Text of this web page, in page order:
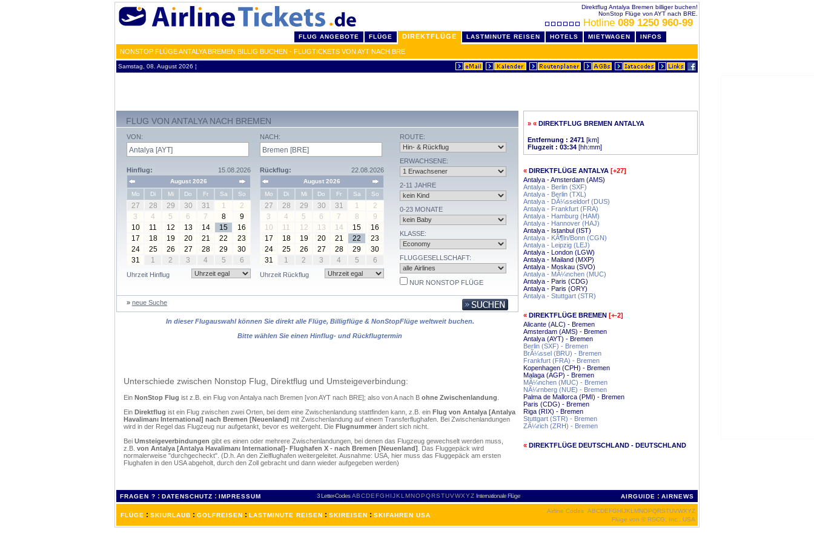
Direktflug Antalya Bremen billiger buchen!
NonStop Flüge von AYT nach BRE.
Hotline 089 1250 960-99
FLUG ANGEBOTE FLÜGE DIREKTFLÜGE LASTMINUTE REISEN HOTELS MIETWAGEN INFOS
NONSTOP FLÜGE ANTALYA BREMEN BILLIG BUCHEN - FLUGTICKETS VON AYT NACH BRE
Samstag, 08. August 2026 ¦
FLUG VON ANTALYA NACH BREMEN
VON:
Hinflug: 15.08.2026
August 2026
Mo
Di Mi Do Fr Sa So
27 28 29 30 31 1
2
3
4 5 6 7 8
9
10
11 12 13 14 15
16
17
18 19 20 21 22
23
24
25 26 27 28 29
30
31
1 2 3 4 5 6
Uhrzeit Hinflug
NACH:
Rückflug: 22.08.2026
August 2026
Mo
Di Mi Do Fr Sa So
27 28 29 30 31 1
2
3
4 5 6 7 8
9
10
11 12 13 14 15
16
17
18 19 20 21 22
23
24
25 26 27 28 29
30
31
1 2 3 4 5 6
Uhrzeit Rückflug
ROUTE:
ERWACHSENE:
2-11 JAHRE
0-23 MONATE
KLASSE:
FLUGGESELLSCHAFT:
NUR NONSTOP FLÜGE
» neue Suche
In dieser Flugauswahl können Sie direkt alle Flüge, Billigflüge & NonStopFlüge weltweit buchen.
Bitte wählen Sie einen Hinflug- und Rückflugtermin
Unterschiede zwischen Nonstop Flug, Direktflug und Umsteigeverbindung:
Ein NonStop Flug ist z.B. ein Flug von Antalya nach Bremen [von AYT nach BRE]; also von A nach B ohne Zwischenlandung
Ein Direktflug ist ein Flug zwischen zwei Orten, bei dem eine Zwischenlandung stattfinden kann, z.B. ein Flug von Antalya [Antalya
Havalimanı International] nach Bremen [Neuenland] mit Zwischenlandung auf einem Transferflughafen. Bei Zwischenlandungen
wird in der Regel das Flugzeug nur aufgetankt, bevor es weitergeht. Die Flugnummer ändert sich nicht.
Bei Umsteigeverbindungen gibt es einen oder mehrere Zwischenlandungen, bei denen das Flugzeug gewechselt werden muss,
z.B. von Antalya [Antalya Havalimanı International]- Flughafen X - nach Bremen [Neuenland] . Das Fluggepäck wird
normalerweise "durchgecheckt". (D.h. An den Zielflughafen weitergeleitet. Ausnahme: USA, hier muss das Fluggepäck am ersten
Flughafen in den USA abgeholt, durch den Zoll gebracht und dann wieder aufgegeben werden)
» « DIREKTFLUG BREMEN ANTALYA
Entfernung : 2471 [km]
Flugzeit : 03:34 [hh:mm]
« DIREKTFLÜGE ANTALYA [+27]
Antalya - Amsterdam (AMS)
Antalya - Berlin (SXF)
Antalya - Berlin (TXL)
Antalya - DÃ¼sseldorf (DUS)
Antalya - Frankfurt (FRA)
Antalya - Hamburg (HAM)
Antalya - Hannover (HAJ)
Antalya - Istanbul (IST)
Antalya - KÃ¶ln/Bonn (CGN)
Antalya - Leipzig (LEJ)
Antalya - London (LGW)
Antalya - Mailand (MXP)
Antalya - Moskau (SVO)
Antalya - MÃ¼nchen (MUC)
Antalya - Paris (CDG)
Antalya - Paris (ORY)
Antalya - Stuttgart (STR)
« DIREKTFLÜGE BREMEN [+-2]
Alicante (ALC) - Bremen
Amsterdam (AMS) - Bremen
Antalya (AYT) - Bremen
Berlin (SXF) - Bremen
BrÃ¼ssel (BRU) - Bremen
Frankfurt (FRA) - Bremen
Kopenhagen (CPH) - Bremen
Malaga (AGP) - Bremen
MÃ¼nchen (MUC) - Bremen
NÃ¼rnberg (NUE) - Bremen
Palma de Mallorca (PMI) - Bremen
Paris (CDG) - Bremen
Riga (RIX) - Bremen
Stuttgart (STR) - Bremen
ZÃ¼rich (ZRH) - Bremen
« DIREKTFLÜGE DEUTSCHLAND - DEUTSCHLAND
FRAGEN ? : DATENSCHUTZ : IMPRESSUM 3 Letter-Codes ABCDEFGH IJKL MNOPQRSTUVWXYZ Internationale Flüge AIRGUIDE : AIRNEWS
FLÜGE : SKIURLAUB : GOLFREISEN : LASTMINUTE REISEN : SKIREISEN : SKIFAHREN USA
Airline Codes ABCDEFGHIJKL MNOPQRSTUVWXYZ
Flüge von © RSCG, Inc., USA